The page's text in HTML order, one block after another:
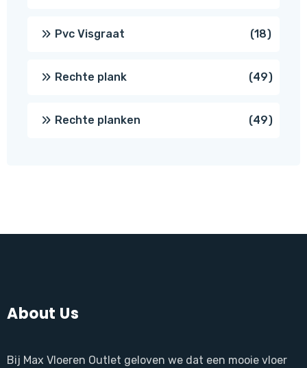
Pvc Visgraat 1818
Rechte plank 4949
Rechte planken 4949
About Us
Bij Max Vloeren Outlet geloven we dat een mooie vloer